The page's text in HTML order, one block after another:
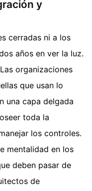
y
cerradas ni a los
años en ver la luz.
organizaciones
que usan lo
una capa delgada
toda la
los controles.
mentalidad en los
deben pasar de
de